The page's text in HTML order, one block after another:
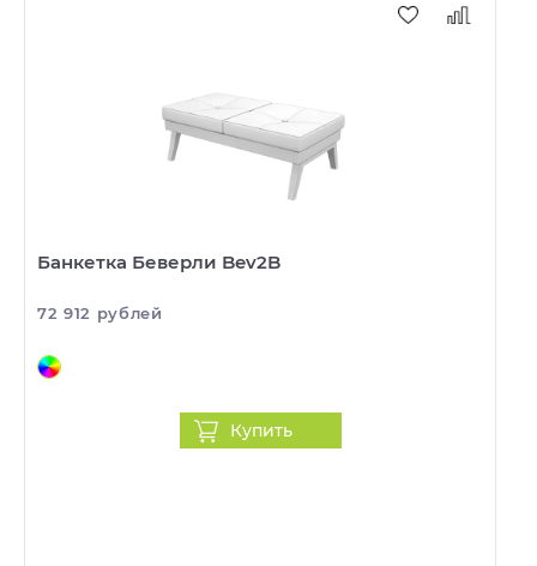
Банкетка Беверли Bev2B
72 912 рублей
Купить